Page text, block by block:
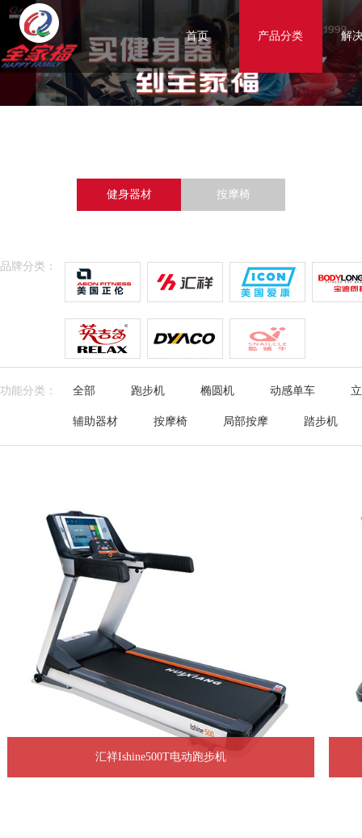
首页 产品分类 解
健身器材 按摩椅
品牌分类：
功能分类： 全部 跑步机 椭圆机 动感单车
辅助器材 按摩椅 局部按摩 踏步机
汇祥Ishine500T电动跑步机